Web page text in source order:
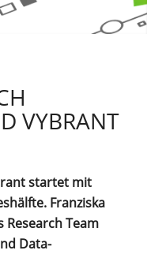
VYBRANT
startet mit
Franziska
Team
Data-